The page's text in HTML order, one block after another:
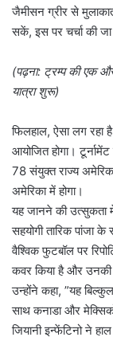
जैमीसन ग्रीर से
सकें, इस पर चर्चा की
(पढ़ना: ट्रम्प की एक
यात्रा शुरू)
फिलहाल, ऐसा लग रहा
आयोजित होगा।
78 संयुक्त राज्य
अमेरिका में होगा।
यह जानने की उत्सुकता
सहयोगी तारिक पांजा
वैश्विक फुटबॉल पर
कवर किया है और उनकी
उन्होंने कहा, ”यह
साथ कनाडा और
जियानी इन्फेंटिनो ने